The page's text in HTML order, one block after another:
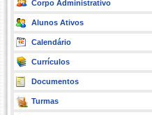
Corpo Administrativo
Alunos Ativos
Calendário
Currículos
Documentos
Turmas